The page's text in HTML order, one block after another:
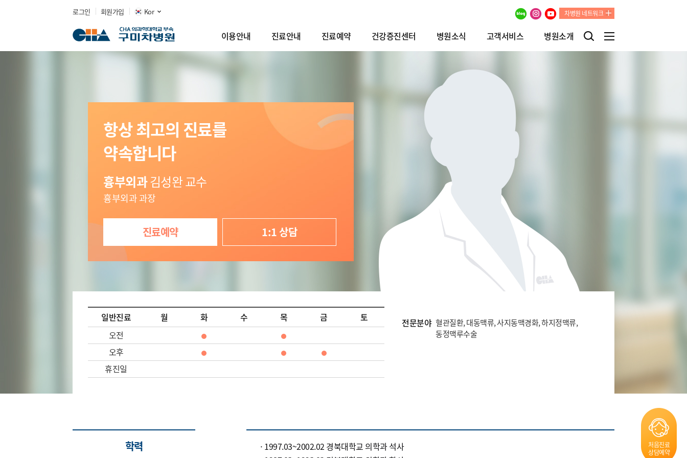
로그인 회원가입 Kor 차병원 네트워크
이용안내 진료안내 진료예약 건강증진센터 병원소식 고객서비스 병원소개
처음진료
상담예약
항상 최고의 진료를
약속합니다
흉부외과김성완 교수
흉부외과 과장
진료예약 1:1 상담
일반진료 월 화 수 목 금
토
오전
오후
휴진일
전문분야 혈관질환, 대동맥류, 사지동맥경화, 하지정맥류,
동정맥루수술
학력
1997.03~2002.02 경북대학교 의학과 석사